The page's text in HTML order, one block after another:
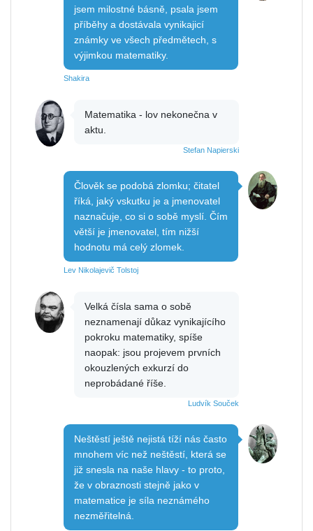
jsem milostné básně, psala jsem
příběhy a dostávala vynikajicí
známky ve všech předmětech, s
výjimkou matematiky.
Shakira
Matematika - lov nekonečna v
aktu.
Stefan Napierski
Člověk se podobá zlomku; čitatel
říká, jaký vskutku je a jmenovatel
naznačuje, co si o sobě myslí. Čím
větší je jmenovatel, tím nižší
hodnotu má celý zlomek.
Lev Nikolajevič Tolstoj
Velká čísla sama o sobě
neznamenají důkaz vynikajícího
pokroku matematiky, spíše
naopak: jsou projevem prvních
okouzlených exkurzí do
neprobádané říše.
Ludvík Souček
Neštěstí ještě nejistá tíží nás často
mnohem víc než neštěstí, která se
již snesla na naše hlavy - to proto,
že v obraznosti stejně jako v
matematice je síla neznámého
nezměřitelná.